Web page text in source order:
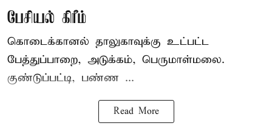
பேசியல் கிரீம்
கொடைக்கானல் தாலுகாவுக்கு உட்பட்ட
பேத்துப்பாறை, அடுக்கம், பெருமாள்மலை.
குண்டுப்பட்டி, பண்ண ...
Read More